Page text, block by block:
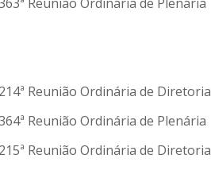
Reunião Ordinária de Diretoria
Reunião Ordinária de Plenária
Reunião Ordinária de Diretoria